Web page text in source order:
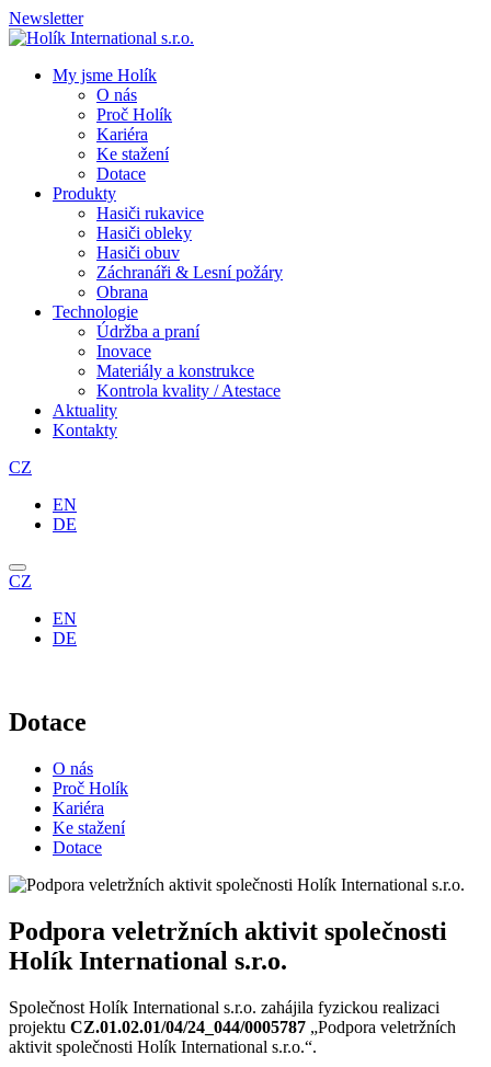
Newsletter
My jsme Holík
O nás
Proč Holík
Kariéra
Ke stažení
Dotace
Produkty
Hasiči rukavice
Hasiči obleky
Hasiči obuv
Záchranáři & Lesní požáry
Obrana
Technologie
Údržba a praní
Inovace
Materiály a konstrukce
Kontrola kvality / Atestace
Aktuality
Kontakty
CZ
EN
DE
CZ
EN
DE
Dotace
O nás
Proč Holík
Kariéra
Ke stažení
Dotace
Podpora veletržních aktivit společnosti
Holík International s.r.o.
Společnost Holík International s.r.o. zahájila fyzickou realizaci
projektu CZ.01.02.01/04/24_044/0005787 „Podpora veletržních
aktivit společnosti Holík International s.r.o.“.